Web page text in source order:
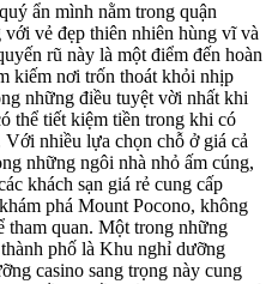
ẩn mình nằm trong quận
vẻ đẹp thiên nhiên hùng vĩ và
rũ này là một điểm đến hoàn
kiếm nơi trốn thoát khỏi nhịp
những điều tuyệt vời nhất khi
thể tiết kiệm tiền trong khi có
nhiều lựa chọn chỗ ở giá cả
những ngôi nhà nhỏ ấm cúng,
khách sạn giá rẻ cung cấp
phá Mount Pocono, không
tham quan. Một trong những
phố là Khu nghỉ dưỡng
casino sang trọng này cung